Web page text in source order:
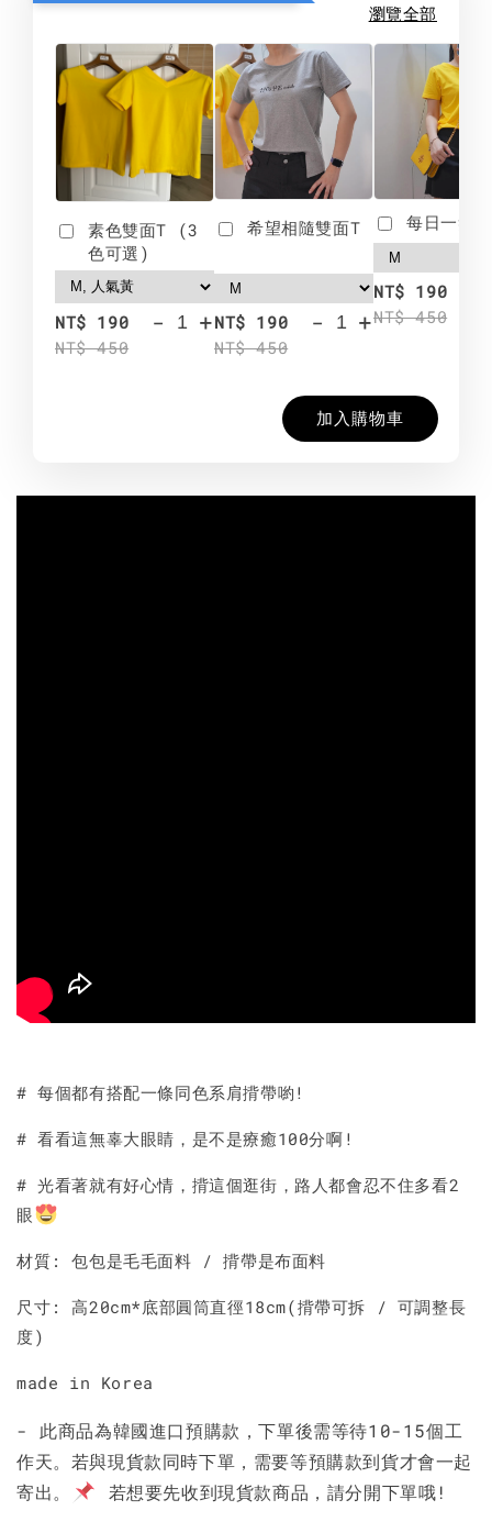
瀏覽全部
素色雙面T (3
色可選)
NT$ 190
NT$ 450
- +
希望相隨雙面T
NT$ 190
NT$ 450
- +
每日一笑
NT$ 190
NT$ 450
加入購物車
# 每個都有搭配一條同色系肩揹帶喲!
# 看看這無辜大眼睛，是不是療癒100分啊!
# 光看著就有好心情，揹這個逛街，路人都會忍不住多看2
眼
材質: 包包是毛毛面料 / 揹帶是布面料
尺寸: 高20cm*底部圓筒直徑18cm(揹帶可拆 / 可調整長
度)
made in Korea
- 此商品為韓國進口預購款，下單後需等待10-15個工
作天。若與現貨款同時下單，需要等預購款到貨才會一起
寄出。
若想要先收到現貨款商品，請分開下單哦!